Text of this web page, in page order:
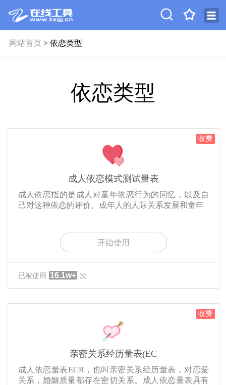
网站首页> 依恋类型
依恋类型
收费
成人依恋模式测试量表
成人依恋指的是成人对童年依恋行为的回忆，以及自
己对这种依恋的评价。成年人的人际关系发展和童年
开始使用
已被使用 16.1w+ 次
收费
亲密关系经历量表(EC
成人依恋量表ECR，也叫亲密关系经历量表，对恋爱
关系，婚姻质量都存在密切关系。成人依恋量表具有